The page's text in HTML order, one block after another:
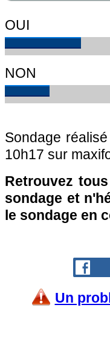
OUI
NON
Sondage
10h17 sur
Retrouvez
sondage et
le sondage en
Un